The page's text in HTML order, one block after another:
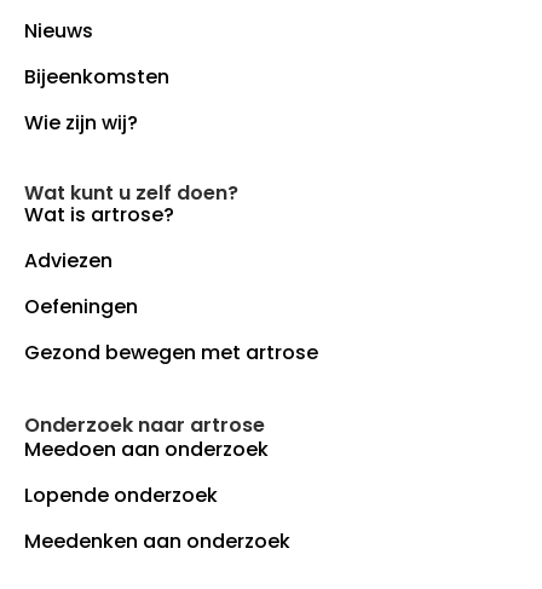
Nieuws
Bijeenkomsten
Wie zijn wij?
Wat kunt u zelf doen?
Wat is artrose?
Adviezen
Oefeningen
Gezond bewegen met artrose
Onderzoek naar artrose
Meedoen aan onderzoek
Lopende onderzoek
Meedenken aan onderzoek